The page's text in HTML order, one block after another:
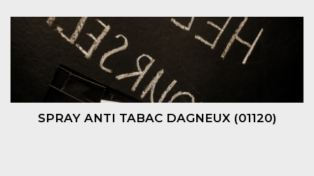
SPRAY ANTI TABAC DAGNEUX (01120)